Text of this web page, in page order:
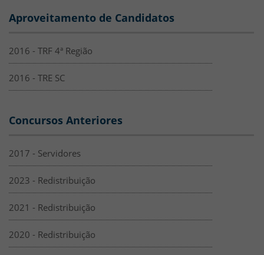
Aproveitamento de Candidatos
2016 - TRF 4ª Região
2016 - TRE SC
Concursos Anteriores
2017 - Servidores
2023 - Redistribuição
2021 - Redistribuição
2020 - Redistribuição